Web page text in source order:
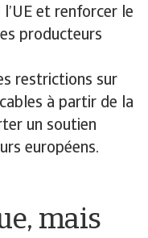
et renforcer le
producteurs
restrictions sur
à partir de la
un soutien
européens.
mais